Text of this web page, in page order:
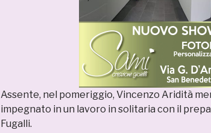
Assente, nel pomeriggio, Vincenzo Aridità
impegnato in un lavoro in solitaria con il
Fugalli.